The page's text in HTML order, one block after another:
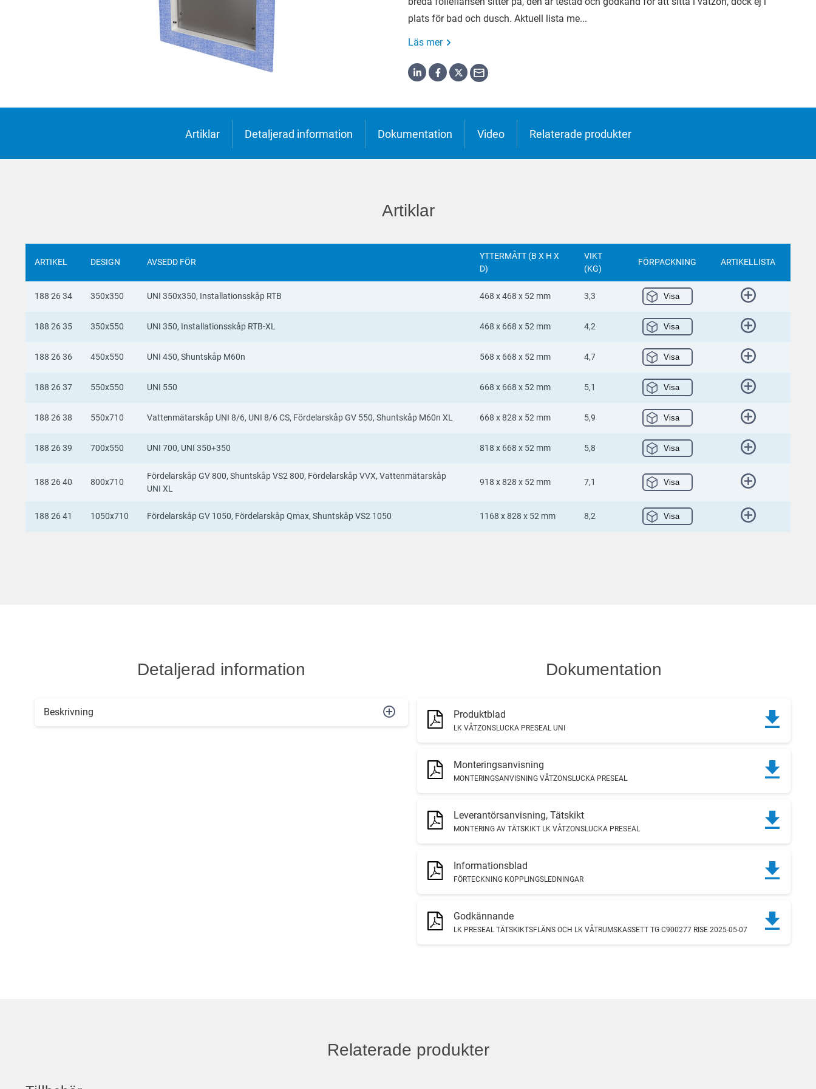
Deutsch
Italiano
Yкраїнська
Suomi
plats för bad och dusch. Aktuell lista me...
Läs mer
Artiklar Detaljerad information Dokumentation Video Relaterade produkter
Artiklar
ARTIKEL DESIGN AVSEDD FÖR
YTTERMÅTT (B X H X
D)
VIKT
(KG)
FÖRPACKNING ARTIKELLISTA
188 26 34 350x350 UNI 350x350, Installationsskåp RTB 468 x 468 x 52 mm 3,3 Visa
188 26 35 350x550 UNI 350, Installationsskåp RTB-XL 468 x 668 x 52 mm 4,2 Visa
188 26 36 450x550 UNI 450, Shuntskåp M60n 568 x 668 x 52 mm 4,7 Visa
188 26 37 550x550 UNI 550 668 x 668 x 52 mm 5,1 Visa
188 26 38 550x710 Vattenmätarskåp UNI 8/6, UNI 8/6 CS, Fördelarskåp GV 550, Shuntskåp M60n XL 668 x 828 x 52 mm 5,9 Visa
188 26 39 700x550 UNI 700, UNI 350+350 818 x 668 x 52 mm 5,8 Visa
188 26 40 800x710
Fördelarskåp GV 800, Shuntskåp VS2 800, Fördelarskåp VVX, Vattenmätarskåp
UNI XL
918 x 828 x 52 mm 7,1 Visa
188 26 41 1050x710 Fördelarskåp GV 1050, Fördelarskåp Qmax, Shuntskåp VS2 1050 1168 x 828 x 52 mm 8,2 Visa
Detaljerad information
Beskrivning
Dokumentation
Produktblad
LK VÅTZONSLUCKA PRESEAL UNI
Monteringsanvisning
MONTERINGSANVISNING VÅTZONSLUCKA PRESEAL
Leverantörsanvisning, Tätskikt
MONTERING AV TÄTSKIKT LK VÅTZONSLUCKA PRESEAL
Informationsblad
FÖRTECKNING KOPPLINGSLEDNINGAR
Godkännande
LK PRESEAL TÄTSKIKTSFLÄNS OCH LK VÅTRUMSKASSETT TG C900277 RISE 2025-05-07
Relaterade produkter